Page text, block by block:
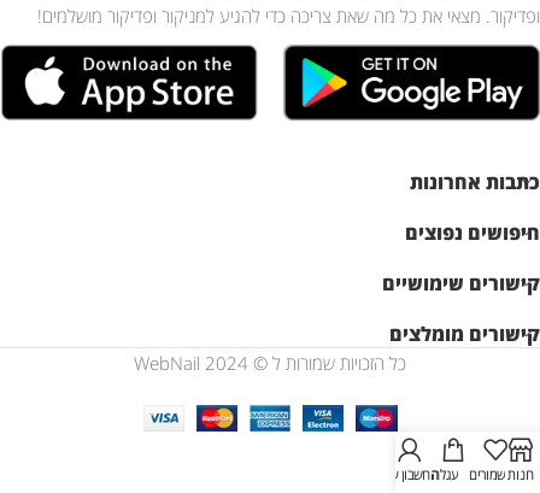
ופדיקור. מצאי את כל מה שאת צריכה כדי להגיע למניקור ופדיקור מושלמים!
כתבות אחרונות
חיפושים נפוצים
קישורים שימושיים
קישורים מומלצים
כל הזכויות שמורות ל © WebNail 2024
חנותשמורים עגלההחשבון שלי